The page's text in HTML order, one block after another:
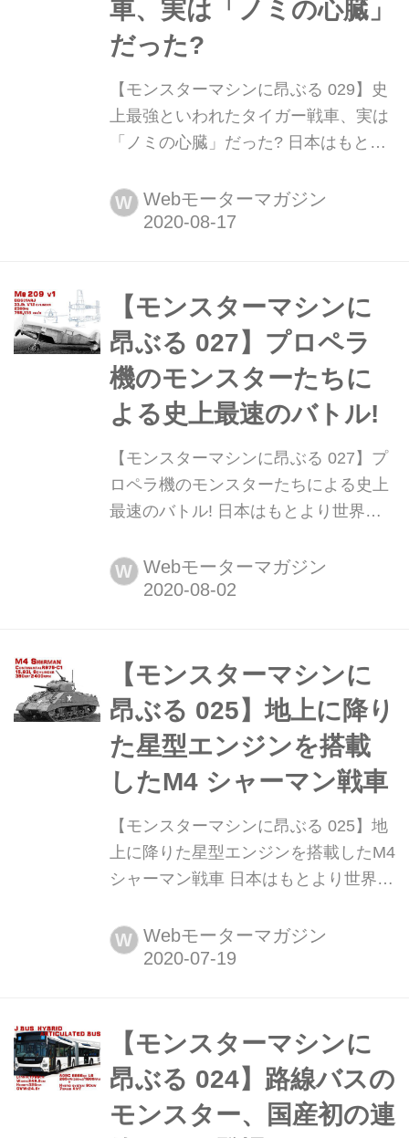
車、実は「ノミの心臓」
だった?
【モンスターマシンに昂ぶる 029】史
上最強といわれたタイガー戦車、実は
「ノミの心臓」だった? 日本はもとよ
まざまな乗り物のスゴいメカニズムを
紹介してきた「モンスターマシンに昂
車のエンジンにスポットを当ててみ
る。(今回の記事は2016年7月当時の内
容です)
W Webモーターマガジン
【モンスターマシンに
昂ぶる 027】プロペラ
機のモンスターたちに
よる史上最速のバトル!
【モンスターマシンに昂ぶる 027】プ
ロペラ機のモンスターたちによる史上
最速のバトル! 日本はもとより世界の
乗り物のスゴいメカニズムを紹介して
きた「モンスターマシンに昂ぶる」。
介しよう。(今回の記事は2017年1月当
時の内容です)
W Webモーターマガジン
【モンスターマシンに
昂ぶる 025】地上に降り
た星型エンジンを搭載
したM4 シャーマン戦車
【モンスターマシンに昂ぶる 025】地
上に降りた星型エンジンを搭載したM4
シャーマン戦車 日本はもとより世界の
乗り物のスゴいメカニズムを紹介して
きた「モンスターマシンに昂ぶる」。
た戦車を紹介しよう。(今回の記事の内
容は、2017年4月当時のものです)
W Webモーターマガジン
【モンスターマシンに
昂ぶる 024】路線バスの
モンスター、国産初の連